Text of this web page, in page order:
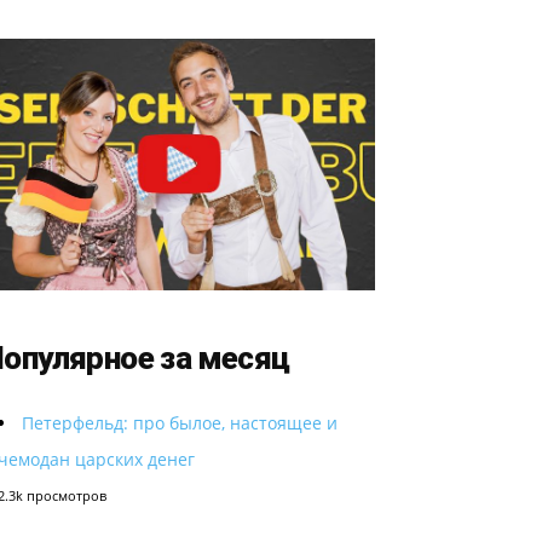
за месяц
Петерфельд: про былое, настоящее и
царских денег
просмотров